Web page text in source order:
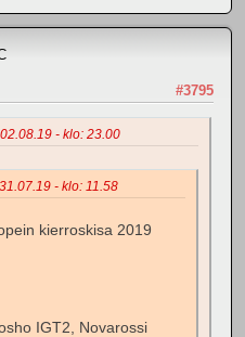
#3795
- klo: 23.00
- klo: 11.58
kierroskisa 2019
IGT2, Novarossi